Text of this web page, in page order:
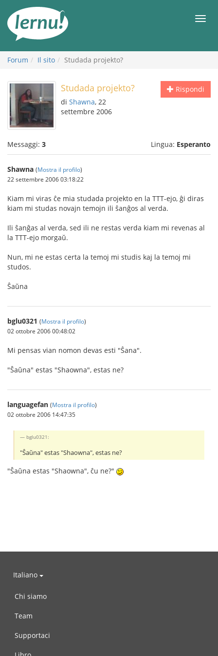
all’indice
Forum Il sito Studada projekto?
Rispondi
Studada projekto?
di Shawna, 22
settembre 2006
Messaggi: 3 Lingua: Esperanto
Shawna (Mostra il profilo)
22 settembre 2006 03:18:22
Kiam mi viras ĉe mia studada projekto en la TTT-ejo, ĝi diras
kiam mi studas novajn temojn ili ŝanĝos al verda.
Ili ŝanĝas al verda, sed ili ne restas verda kiam mi revenas al
la TTT-ejo morgaŭ.
Nun, mi ne estas certa la temoj mi studis kaj la temoj mi
studos.
Ŝaŭna
bglu0321 (Mostra il profilo)
02 ottobre 2006 00:48:02
Mi pensas vian nomon devas esti "Ŝana".
"Ŝaŭna" estas "Shaowna", estas ne?
languagefan (Mostra il profilo)
02 ottobre 2006 14:47:35
bglu0321:
"Ŝaŭna" estas "Shaowna", estas ne?
"Ŝaŭna estas "Shaowna", ĉu ne?"
Italiano
Chi siamo
Team
Supportaci